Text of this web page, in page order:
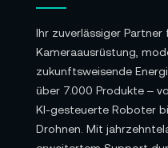
Ihr zuverlässiger
Kameraausrüstung,
zukunftsweisende
über 7.000 Produkte –
KI-gesteuerte Roboter
Drohnen. Mit